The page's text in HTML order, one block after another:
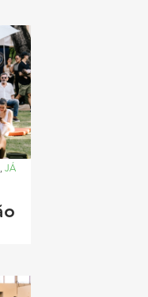
, JÁ